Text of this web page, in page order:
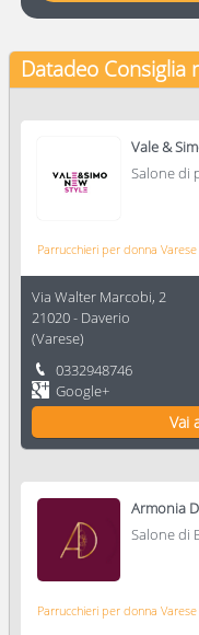
Datadeo Consiglia
Vale &
Salone di
Parrucchieri per donna Varese
Via Walter Marcobi, 2
21020- Daverio
(Varese)
0332948746
Google+
Vai
Armonia
Salone di
Parrucchieri per donna Varese